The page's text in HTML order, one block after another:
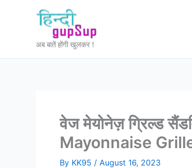
अब बातें होंगी खुलकर !
वेज मेयोनेज़ ग्रिल्ड
Mayonnaise
By KK95 / August 16, 2023